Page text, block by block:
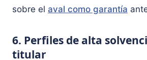
sobre el aval como garantía
6. Perfiles de alta
titular